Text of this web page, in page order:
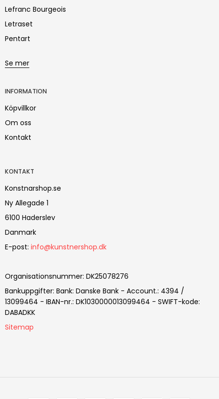
Lefranc Bourgeois
Letraset
Pentart
Se mer
INFORMATION
Köpvillkor
Om oss
Kontakt
KONTAKT
Konstnarshop.se
Ny Allegade 1
6100 Haderslev
Danmark
E-post: info@kunstnershop.dk
Organisationsnummer: DK25078276
Bankuppgifter: Bank: Danske Bank - Account.: 4394 /
13099464 - IBAN-nr.: DK1030000013099464 - SWIFT-kode:
DABADKK
Sitemap